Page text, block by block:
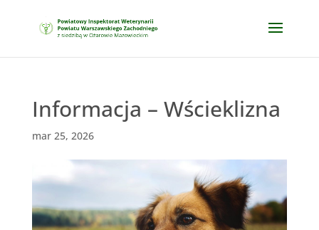
Informacja – Wścieklizna
mar 25, 2026